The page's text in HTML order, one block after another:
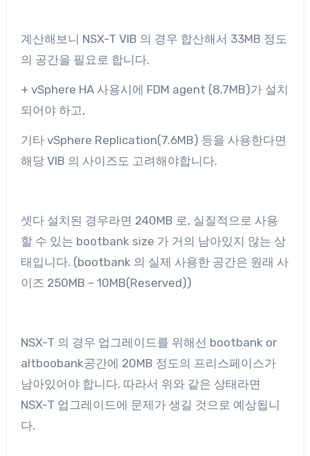
계산해보니 NSX-T VIB 의 경우 합산해서 33MB 정도
의 공간을 필요로 합니다.
+ vSphere HA 사용시에 FDM agent (8.7MB)가 설치
되어야 하고,
기타 vSphere Replication(7.6MB) 등을 사용한다면
해당 VIB 의 사이즈도 고려해야합니다.
셋다 설치된 경우라면 240MB 로, 실질적으로 사용
할 수 있는 bootbank size 가 거의 남아있지 않는 상
태입니다. (bootbank 의 실제 사용한 공간은 원래 사
이즈 250MB – 10MB(Reserved))
NSX-T 의 경우 업그레이드를 위해선 bootbank or
altboobank공간에 20MB 정도의 프리스페이스가
남아있어야 합니다. 따라서 위와 같은 상태라면
NSX-T 업그레이드에 문제가 생길 것으로 예상됩니
다.